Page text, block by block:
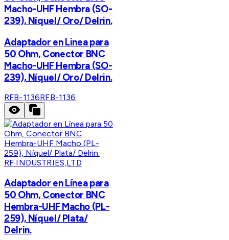
Macho-UHF Hembra (SO-
239), Níquel/ Oro/ Delrin.
Adaptador en Linea para
50 Ohm, Conector BNC
Macho-UHF Hembra (SO-
239), Níquel/ Oro/ Delrin.
RFB-1136RFB-1136
RF INDUSTRIES,LTD
Adaptador en Línea para
50 Ohm, Conector BNC
Hembra-UHF Macho (PL-
259), Níquel/ Plata/
Delrin.